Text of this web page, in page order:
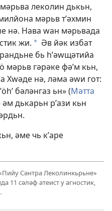
леколин дькьн,
мәрьв тʹәхмин
нә. Нава ԝан мәрьвада
жи. a Әв йәк избат
бь һʹәԝщәтийа
мәрьв гәрәке фәʹм кьн,
Хԝәде нә, ләма әԝи гот:
бәләнгаз ьн» (Мәтта
дькарьн рʹази кьн
әме чь кʹаре
Сәнтра Леколинкьрьне»
11 сәләф атеист у агностик,